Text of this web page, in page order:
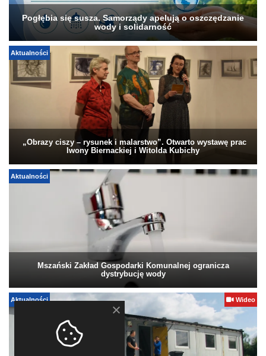
Pogłębia się susza. Samorządy apelują o oszczędzanie
wody i solidarność
Aktualności
„Obrazy ciszy – rysunek i malarstwo”. Otwarto wystawę prac
Iwony Biernackiej i Witolda Kubichy
Aktualności
Mszański Zakład Gospodarki Komunalnej ogranicza
dystrybucję wody
Aktualności Wideo